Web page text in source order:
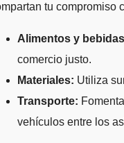
tu compromiso
Alimentos y
comercio justo.
Materiales: Utiliza
Transporte:
vehículos entre los